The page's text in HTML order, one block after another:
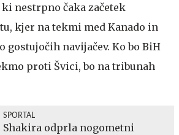
nestrpno čaka začetek
kjer na tekmi med Kanado in
gostujočih navijačev. Ko bo BiH
proti Švici, bo na tribunah
SPORTAL
Shakira odprla nogometni